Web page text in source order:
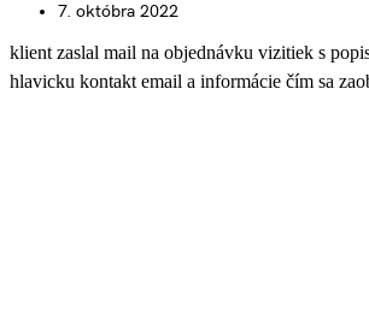
7. októbra 2022
klient zaslal mail na objednávku vizitiek s
hlavicku kontakt email a informácie čím sa